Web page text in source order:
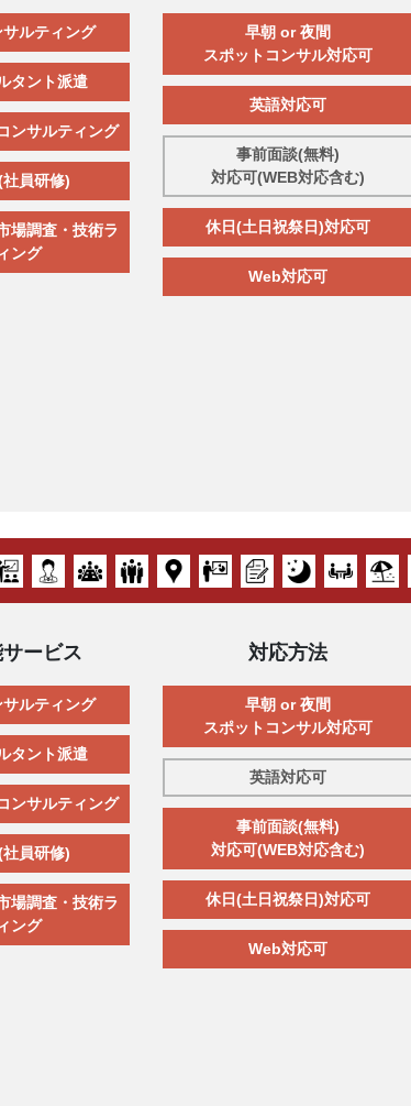
ルティング
タント派遣
ンサルティング
員研修)
場調査・技術ラ
ング
早朝 or 夜間
スポットコンサル対応可
英語対応可
事前面談(無料)
対応可(WEB対応含む)
休日(土日祝祭日)対応可
Web対応可
ービス
ルティング
タント派遣
ンサルティング
員研修)
場調査・技術ラ
ング
対応方法
早朝 or 夜間
スポットコンサル対応可
英語対応可
事前面談(無料)
対応可(WEB対応含む)
休日(土日祝祭日)対応可
Web対応可